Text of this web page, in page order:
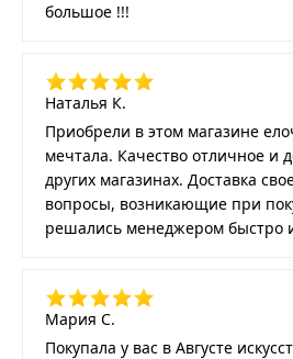
большое !!!
Наталья К.
Приобрели в этом магазине
мечтала. Качество отличное и
других магазинах. Доставка
вопросы, возникающие при
решались менеджером быстро
Мария С.
Покупала у вас в Августе